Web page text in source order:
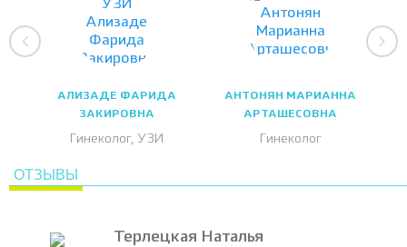
АЛИЗАДЕ ФАРИДА
ЗАКИРОВНА
Гинеколог, УЗИ
АНТОНЯН МАРИАННА
АРТАШЕСОВНА
Гинеколог
ОТЗЫВЫ
Терлецкая Наталья